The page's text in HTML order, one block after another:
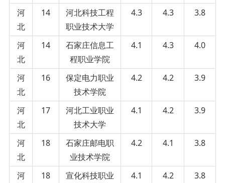
河
北
14
河北科技工程
职业技术大学
4.3 4.3 3.8
河
北
14
石家庄信息工
程职业学院
4.1 4.3 4.0
河
北
16
保定电力职业
技术学院
4.2 4.2 3.9
河
北
17
河北工业职业
技术大学
4.1 4.2 3.9
河
北
18
石家庄邮电职
业技术学院
4.2 4.1 3.8
河 18 宣化科技职业 4.1 4.2 3.8